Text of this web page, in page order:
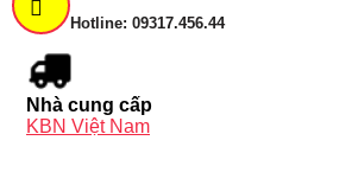
Hotline: 09317.456.44
Nhà cung cấp
KBN Việt Nam